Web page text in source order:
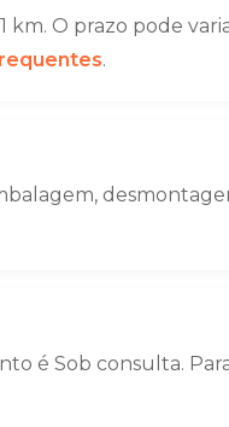
km. O prazo pode
.
é Sob consulta.